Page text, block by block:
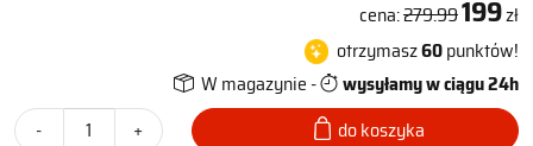
różne kolory do wyboru
cena:279.99199zł
otrzymasz60punktów!
W magazynie -
wysyłamy w ciągu 24h
-
+ do koszyka